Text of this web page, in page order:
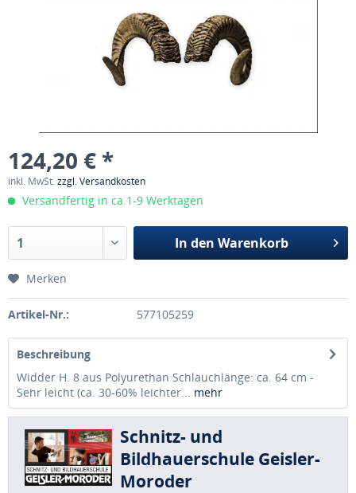
124,20 € *
inkl. MwSt.zzgl. Versandkosten
Versandfertig in ca.1-9 Werktagen
In den Warenkorb
Merken
Artikel-Nr.: 577105259
Beschreibung
Widder H. 8 aus Polyurethan Schlauchlänge: ca. 64 cm -
Sehr leicht (ca. 30-60% leichter... mehr
Schnitz- und
Bildhauerschule Geisler-
Moroder